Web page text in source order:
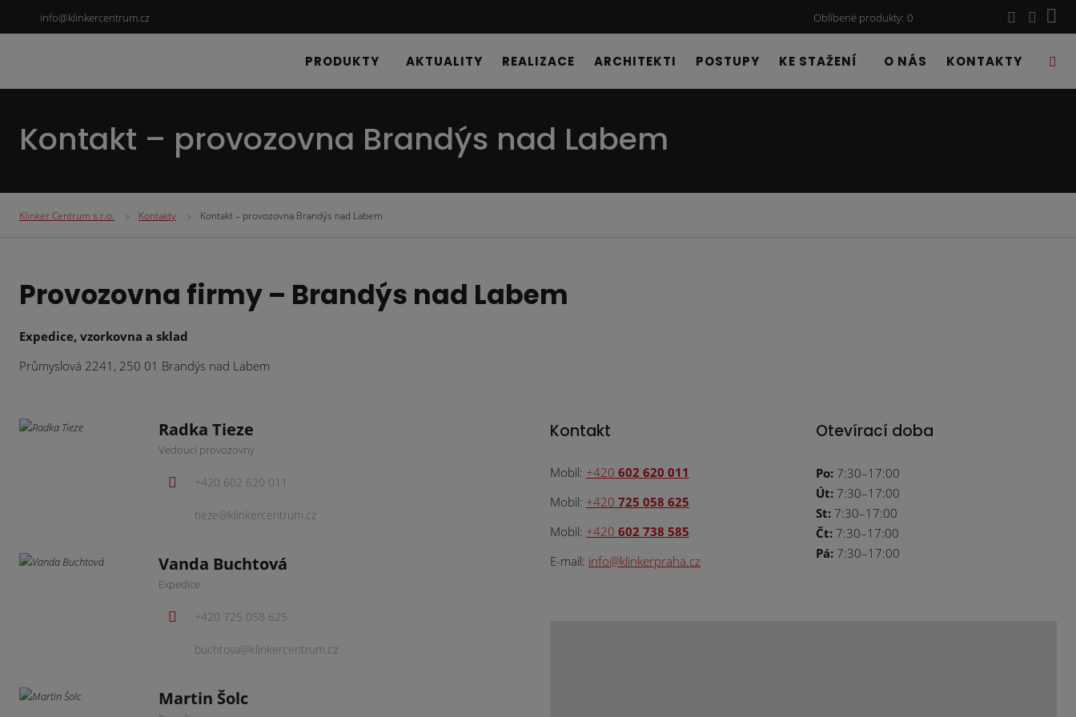
info@klinkercentrum.cz Oblíbené produkty 0
PRODUKTY AKTUALITY REALIZACE ARCHITEKTI POSTUPY KE STAŽENÍ O NÁS KONTAKTY
Kontakt – provozovna Brandýs nad Labem
Klinker Centrum s.r.o. Kontakty Kontakt – provozovna Brandýs nad Labem
Provozovna firmy – Brandýs nad Labem
Expedice, vzorkovna a sklad
Průmyslová 2241, 250 01 Brandýs nad Labem
Radka Tieze
Vedoucí provozovny
+420 602 620 011
tieze@klinkercentrum.cz
Vanda Buchtová
Expedice
+420 725 058 625
buchtova@klinkercentrum.cz
Martin Šolc
Kontakt
Mobil: +420 602 620 011
Mobil: +420 725 058 625
Mobil: +420 602 738 585
E-mail: info@klinkerpraha.cz
Otevírací doba
Po:7:30–17:00
Út:7:30–17:00
St:7:30–17:00
Čt:7:30–17:00
Pá:7:30–17:00